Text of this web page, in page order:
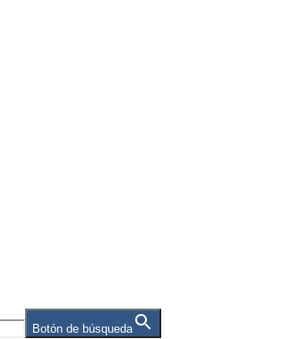
Botón de búsqueda